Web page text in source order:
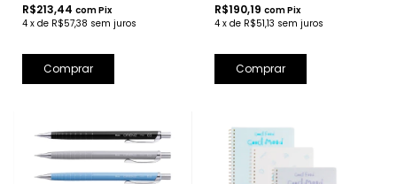
R$213,44 comPix
4 x de R$57,38 sem juros
R$190,19 comPix
4 x de R$51,13 sem juros